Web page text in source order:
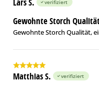
verifiziert
Gewohnte Storch
Gewohnte Storch Qualität,
Matthias S. verifiziert